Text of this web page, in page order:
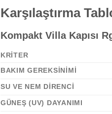
Karşılaştırma
Kompakt Villa Kapısı
KRITER
BAKIM GEREKSINIMI
SU VE NEM DIRENCI
GÜNEŞ (UV) DAYANIMI